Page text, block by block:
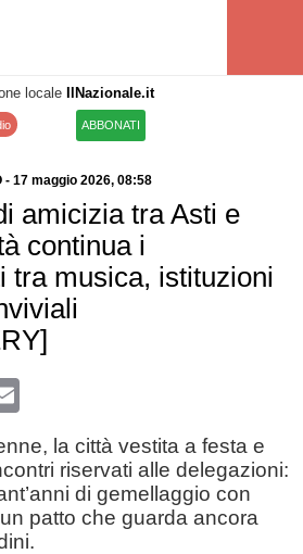
locale IlNazionale.it
ABBONATI
- 17 maggio 2026, 08:58
amicizia tra Asti e
continua i
tra musica, istituzioni
Email
la città vestita a festa e
riservati alle delegazioni:
di gemellaggio con
patto che guarda ancora